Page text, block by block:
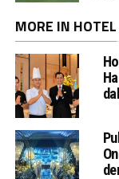
MORE IN HOTEL